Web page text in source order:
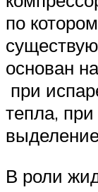
по
основан
при
тепла,
В роли